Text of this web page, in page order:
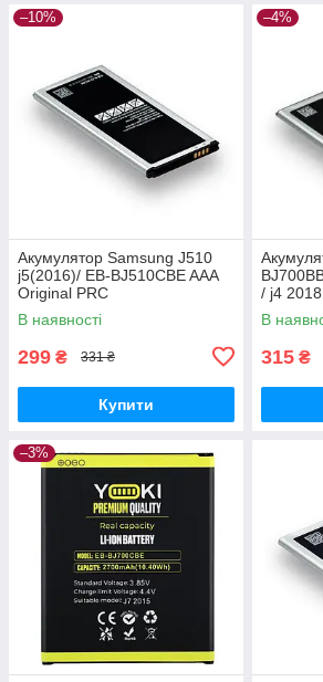
–10%
Акумулятор Samsung J510
j5(2016)/ EB-BJ510CBE AAA
Original PRC
В наявності
299 ₴ 331 ₴
Купити
–4%
/ j4
Original
В
315 ₴
–3%